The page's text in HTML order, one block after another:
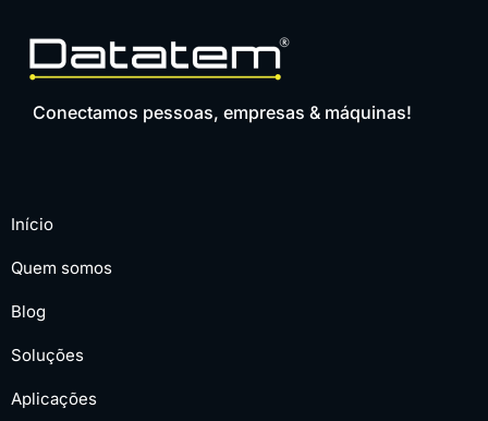
Conectamos pessoas, empresas & máquinas!
Início
Quem somos
Blog
Soluções
Aplicações